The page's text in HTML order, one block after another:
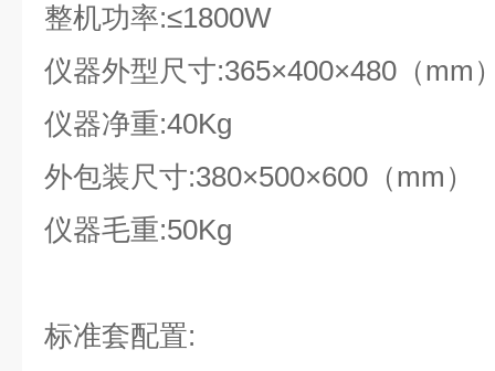
整机功率:≤1800W
仪器外型尺寸:365×400×480（mm
仪器净重:40Kg
外包装尺寸:380×500×600（mm）
仪器毛重:50Kg
标准套配置: